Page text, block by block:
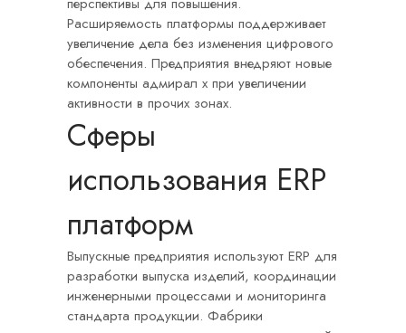
Расширяемость платформы поддерживает
увеличение дела без изменения цифрового
обеспечения. Предприятия внедряют новые
компоненты адмирал х при увеличении
активности в прочих зонах.
Сферы
использования ERP
платформ
Выпускные предприятия используют ERP для
разработки выпуска изделий, координации
инженерными процессами и мониторинга
стандарта продукции. Фабрики